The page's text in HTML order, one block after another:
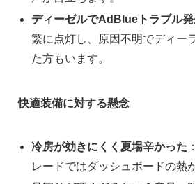
ディーゼルでAdBlueトラブル発
繁に点灯し、原因不明でディー
た方もいます。
快適装備に対する懸念
冷房が効きにくく夏場辛かった
レードではダッシュボードの熱